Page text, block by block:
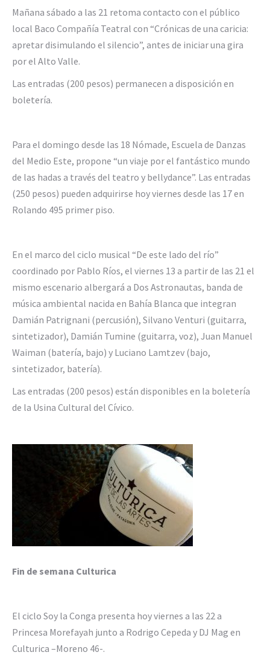
Mañana sábado a las 21 retoma contacto con el público
local Baco Compañía Teatral con “Crónicas de una caricia:
apretar disimulando el silencio”, antes de iniciar una gira
por el Alto Valle.
Las entradas (200 pesos) permanecen a disposición en
boletería.
Para el domingo desde las 18 Nómade, Escuela de Danzas
del Medio Este, propone “un viaje por el fantástico mundo
de las hadas a través del teatro y bellydance”. Las entradas
(250 pesos) pueden adquirirse hoy viernes desde las 17 en
Rolando 495 primer piso.
En el marco del ciclo musical “De este lado del río”
coordinado por Pablo Ríos, el viernes 13 a partir de las 21 el
mismo escenario albergará a Dos Astronautas, banda de
música ambiental nacida en Bahía Blanca que integran
Damián Patrignani (percusión), Silvano Venturi (guitarra,
sintetizador), Damián Tumine (guitarra, voz), Juan Manuel
Waiman (batería, bajo) y Luciano Lamtzev (bajo,
sintetizador, batería).
Las entradas (200 pesos) están disponibles en la boletería
de la Usina Cultural del Cívico.
Fin de semana Culturica
El ciclo Soy la Conga presenta hoy viernes a las 22 a
Princesa Morefayah junto a Rodrigo Cepeda y DJ Mag en
Culturica –Moreno 46-.